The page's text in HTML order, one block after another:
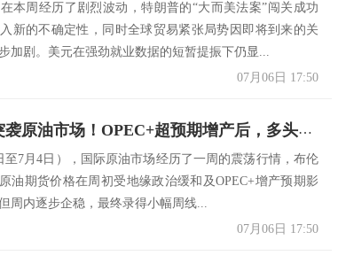
本周经历了剧烈波动，特朗普的“大而美法案”闯关成功
新的不确定性，同时全球贸易紧张局势因即将到来的关
加剧。美元在强劲就业数据的短暂提振下仍显...
07月06日 17:50
"闪电战"突袭原油市场！OPEC+超预期增产后，多头何时展开"诺曼底反击"？
至7月4日），国际原油市场经历了一周的震荡行情，布伦
油期货价格在周初受地缘政治缓和及OPEC+增产预期影
周内逐步企稳，最终录得小幅周线...
07月06日 17:50